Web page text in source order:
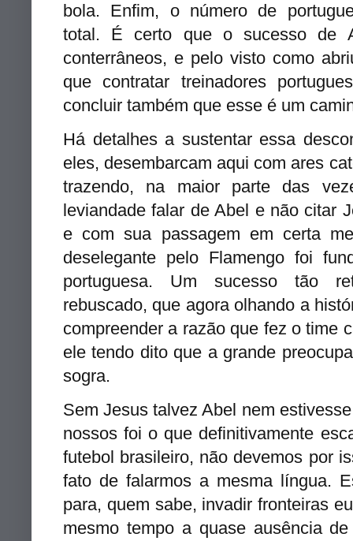
bola. Enfim, o número de
total. É certo que o sucesso de
conterrâneos, e pelo visto como
que contratar treinadores
concluir também que esse é um
Há detalhes a sustentar essa
eles, desembarcam aqui com ares
trazendo, na maior parte das
leviandade falar de Abel e não citar
e com sua passagem em certa
deselegante pelo Flamengo foi
portuguesa. Um sucesso tão
rebuscado, que agora olhando a
compreender a razão que fez o time
ele tendo dito que a grande
sogra.
Sem Jesus talvez Abel nem
nossos foi o que definitivamente
futebol brasileiro, não devemos por
fato de falarmos a mesma língua.
para, quem sabe, invadir fronteiras
mesmo tempo a quase ausência